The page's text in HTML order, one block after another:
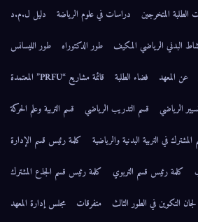
الطلبة المتخرجين
دراسات في علوم الرياضة
دليل ل.م.د
البدني الرياضي المكيف طور الدكتوراه
طور الليسانس
عن المعهد فضاء الطلبة
قائمة مشاريع “PRFU” المعتمدة
الرياضي
قسم التدريب الرياضي
قسم التربية وعلم الحركة
المشترك في التربية البدنية والرياضية
كلمة رئيس قسم الإدارة
كلمة رئيس قسم التربوي
كلمة رئيس قسم الجذع المشترك
لجان التكوين في الطور الثالث
متفرقات
مجلس إدارة المعهد